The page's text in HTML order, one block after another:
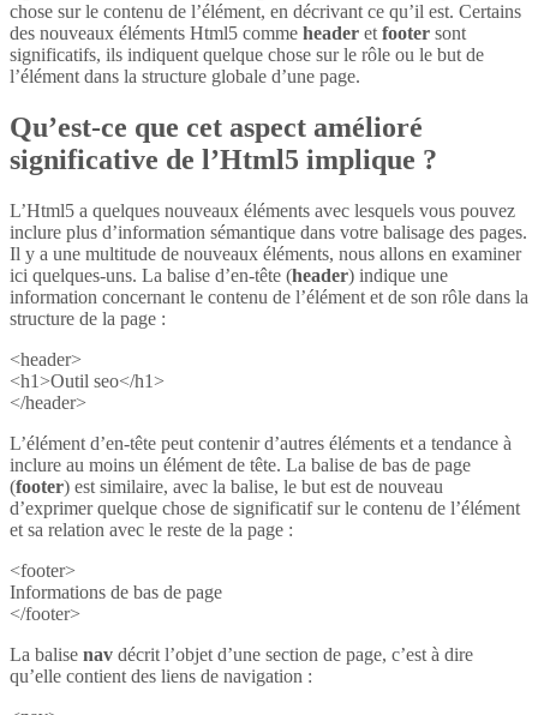
chose sur le contenu de l’élément, en décrivant ce qu’il est. Certains
des nouveaux éléments Html5 comme header et footer sont
significatifs, ils indiquent quelque chose sur le rôle ou le but de
l’élément dans la structure globale d’une page.
Qu’est-ce que cet aspect amélioré
significative de l’Html5 implique ?
L’Html5 a quelques nouveaux éléments avec lesquels vous pouvez
inclure plus d’information sémantique dans votre balisage des pages.
Il y a une multitude de nouveaux éléments, nous allons en examiner
ici quelques-uns. La balise d’en-tête (header) indique une
information concernant le contenu de l’élément et de son rôle dans la
structure de la page :
<header>
<h1>Outil seo</h1>
</header>
L’élément d’en-tête peut contenir d’autres éléments et a tendance à
inclure au moins un élément de tête. La balise de bas de page
(footer) est similaire, avec la balise, le but est de nouveau
d’exprimer quelque chose de significatif sur le contenu de l’élément
et sa relation avec le reste de la page :
<footer>
Informations de bas de page
</footer>
La balise nav décrit l’objet d’une section de page, c’est à dire
qu’elle contient des liens de navigation :